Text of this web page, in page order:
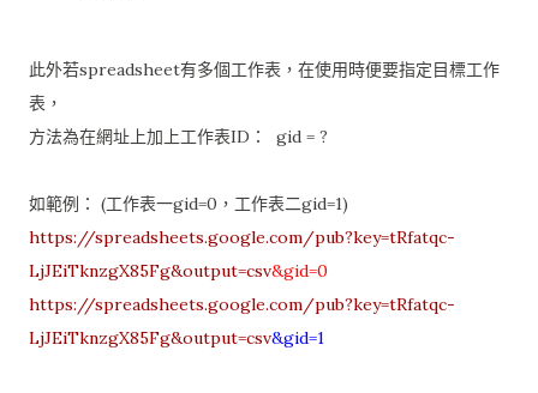
此外若spreadsheet有多個工作表，在使用時便要指定目標工作
表，
方法為在網址上加上工作表ID： gid = ?
如範例： (工作表一gid=0，工作表二gid=1)
https://spreadsheets.google.com/pub?key=tRfatqc-
LjJEiTknzgX85Fg&output=csv&gid=0
https://spreadsheets.google.com/pub?key=tRfatqc-
LjJEiTknzgX85Fg&output=csv&gid=1